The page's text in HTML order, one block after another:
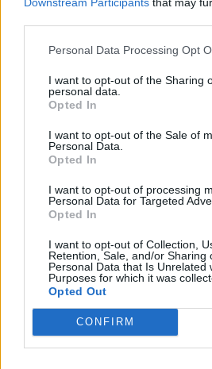
Personal Data Processing Opt
I want to opt-out of the Sharing
personal data.
Opted In
I want to opt-out of the Sale of
Personal Data.
Opted In
I want to opt-out of processing
Personal Data for Targeted
Opted In
I want to opt-out of Collection,
Retention, Sale, and/or Sharing
Personal Data that Is Unrelated
Purposes for which it was
Opted Out
CONFIRM